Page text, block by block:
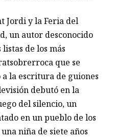
Jordi y la Feria del
un autor desconocido
de los más
que se
la escritura de guiones
debutó en la
del silencio, un
en un pueblo de los
niña de siete años